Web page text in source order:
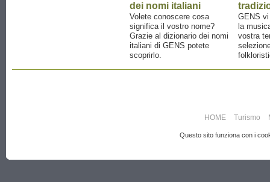
dei nomi italiani
Volete conoscere cosa
significa il vostro nome?
Grazie al dizionario dei nomi
italiani di GENS potete
scoprirlo.
GENS
la
vostra
HOME Turismo
Questo sito funziona con i